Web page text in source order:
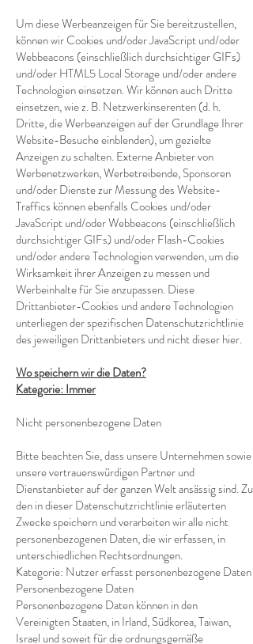
Um diese Werbeanzeigen für Sie bereitzustellen,
können wir Cookies und/oder JavaScript und/oder
Webbeacons (einschließlich durchsichtiger GIFs)
und/oder HTML5 Local Storage und/oder andere
Technologien einsetzen. Wir können auch Dritte
einsetzen, wie z. B. Netzwerkinserenten (d. h.
Dritte, die Werbeanzeigen auf der Grundlage Ihrer
Website-Besuche einblenden), um gezielte
Anzeigen zu schalten. Externe Anbieter von
Werbenetzwerken, Werbetreibende, Sponsoren
und/oder Dienste zur Messung des Website-
Traffics können ebenfalls Cookies und/oder
JavaScript und/oder Webbeacons (einschließlich
durchsichtiger GIFs) und/oder Flash-Cookies
und/oder andere Technologien verwenden, um die
Wirksamkeit ihrer Anzeigen zu messen und
Werbeinhalte für Sie anzupassen. Diese
Drittanbieter-Cookies und andere Technologien
unterliegen der spezifischen Datenschutzrichtlinie
des jeweiligen Drittanbieters und nicht dieser hier.
Wo speichern wir die Daten?
Kategorie: Immer
Nicht personenbezogene Daten
Bitte beachten Sie, dass unsere Unternehmen sowie
unsere vertrauenswürdigen Partner und
Dienstanbieter auf der ganzen Welt ansässig sind. Zu
den in dieser Datenschutzrichtlinie erläuterten
Zwecke speichern und verarbeiten wir alle nicht
personenbezogenen Daten, die wir erfassen, in
unterschiedlichen Rechtsordnungen.
Kategorie: Nutzer erfasst personenbezogene Daten
Personenbezogene Daten
Personenbezogene Daten können in den
Vereinigten Staaten, in Irland, Südkorea, Taiwan,
Israel und soweit für die ordnungsgemäße